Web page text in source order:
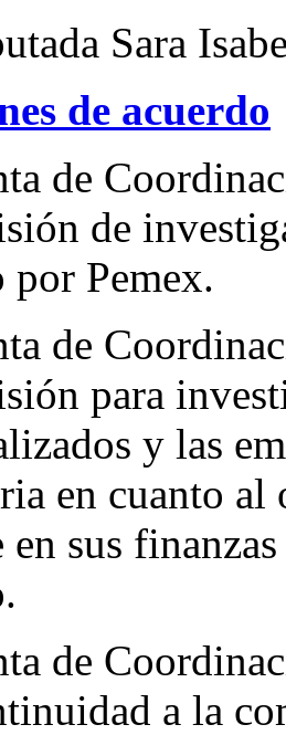
Sara
de acuerdo
de
de
por Pemex.
de
para
y las
en cuanto al
en sus
de
a la